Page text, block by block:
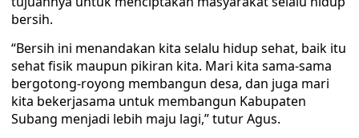
bersih.
“Bersih ini menandakan kita selalu hidup sehat, baik itu
sehat fisik maupun pikiran kita. Mari kita sama-sama
bergotong-royong membangun desa, dan juga mari
kita bekerjasama untuk membangun Kabupaten
Subang menjadi lebih maju lagi,” tutur Agus.